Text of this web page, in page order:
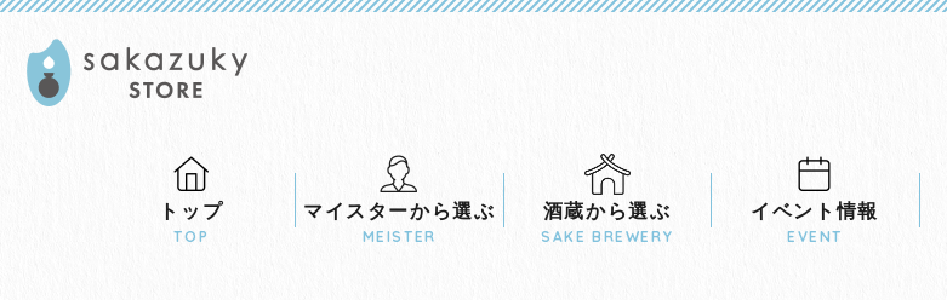
トップ
TOP
マイスターから選ぶ
MEISTER
酒蔵から選ぶ
SAKE BREWERY
イベント情報
EVENT